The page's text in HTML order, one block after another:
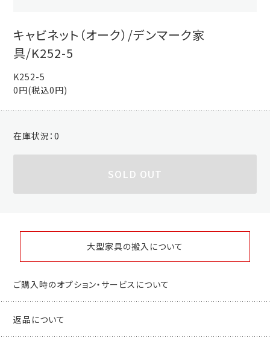
キャビネット（オーク）/デンマーク家
具/K252-5
K252-5
0円(税込0円)
在庫状況：0
SOLD OUT
大型家具の搬入について
ご購入時のオプション・サービスについて
返品について